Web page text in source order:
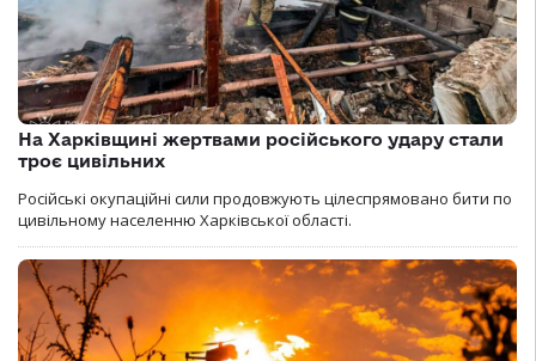
На Харківщині жертвами російського удару стали
троє цивільних
Російські окупаційні сили продовжують цілеспрямовано бити по
цивільному населенню Харківської області.